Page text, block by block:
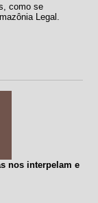
como se
Legal.
nos interpelam e